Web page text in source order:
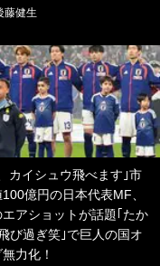
藤健生
カイシュウ飛べます｣市
億円の日本代表MF、
アショットが話題｢たか
び過ぎ笑｣で巨人の国オ
力化！